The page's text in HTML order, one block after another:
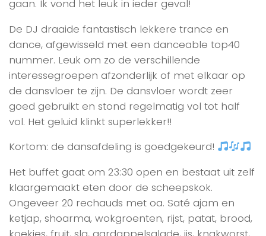
gaan. Ik vond het leuk in ieder geval!
De DJ draaide fantastisch lekkere trance en
dance, afgewisseld met een danceable top40
nummer. Leuk om zo de verschillende
interessegroepen afzonderlijk of met elkaar op
de dansvloer te zijn. De dansvloer wordt zeer
goed gebruikt en stond regelmatig vol tot half
vol. Het geluid klinkt superlekker!!
Kortom: de dansafdeling is goedgekeurd!
Het buffet gaat om 23:30 open en bestaat uit zelf
klaargemaakt eten door de scheepskok.
Ongeveer 20 rechauds met oa. Saté ajam en
ketjap, shoarma, wokgroenten, rijst, patat, brood,